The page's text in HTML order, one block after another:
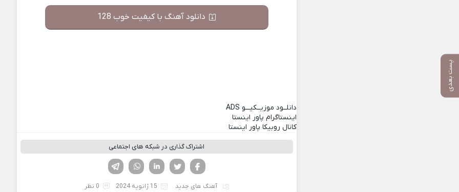
پست بعدی
دانلود آهنگ با کیفیت خوب 128
دانلــود موزیــکیـــو ADS
اینستاگرام پاور اینستا
کانال روبیکا پاور اینستا
اشتراک گذاری در شبکه های اجتماعی
لینکدین تویتر
فیسوک
آهنگ های جدید 15 ژانویه 2024 0 نظر